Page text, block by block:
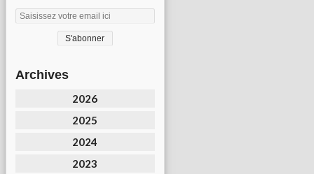
Archives
2026
2025
2024
2023